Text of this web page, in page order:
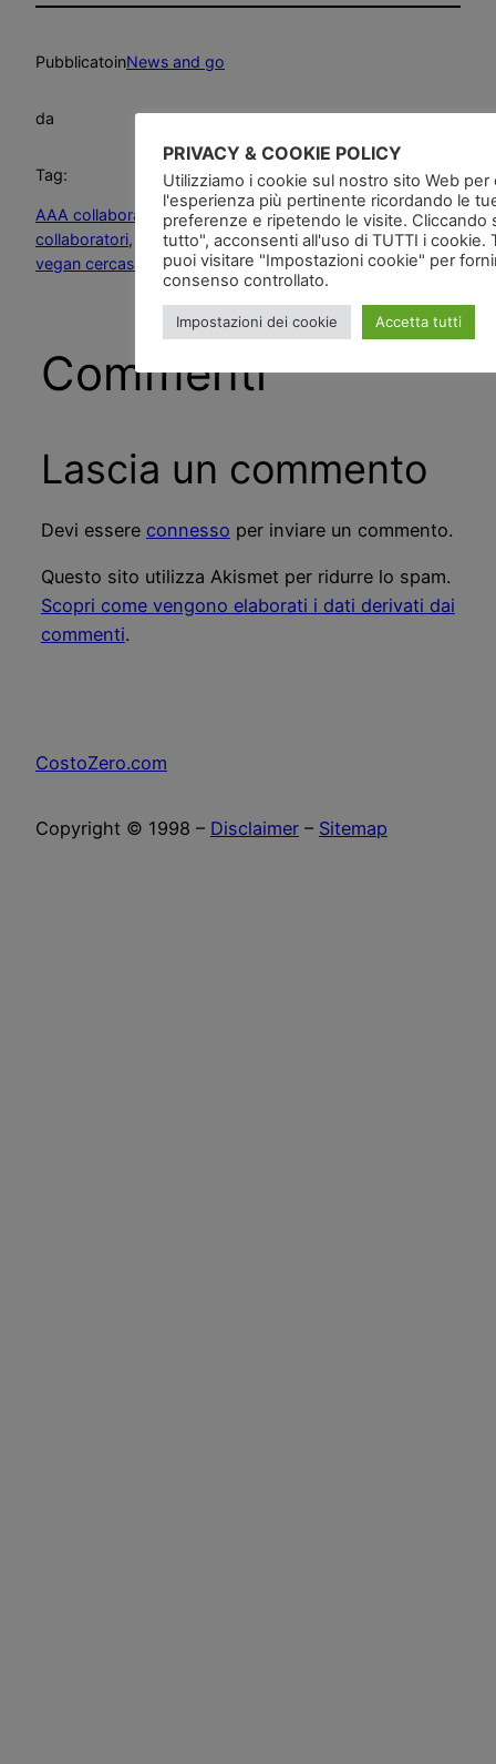
PubblicatoinNews and go
da
Tag:
AAA collaboratori vegan cercasi, appassionati, blogger ,
collaboratori, collaboratori vivi vegan, writer, writer vivi
vegan cercasi
Commenti
Lascia un commento
Devi essere connesso per inviare un commento.
Questo sito utilizza Akismet per ridurre lo spam.
Scopri come vengono elaborati i dati derivati dai
commenti.
CostoZero.com
Copyright © 1998 – Disclaimer – Sitemap
PRIVACY & COOKIE POLICY
Utilizziamo i cookie sul nostro sito Web per
l'esperienza più pertinente ricordando le
preferenze e ripetendo le visite. Cliccando
tutto", acconsenti all'uso di TUTTI i cookie.
puoi visitare "Impostazioni cookie" per
consenso controllato.
Impostazioni dei cookie Accetta tutti